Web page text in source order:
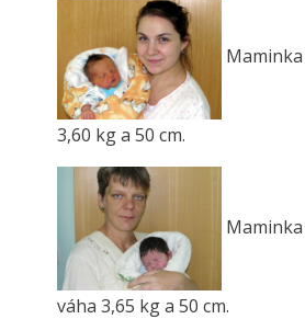
Maminka
3,60 kg a 50 cm.
váha 3,65 kg a 50 cm.